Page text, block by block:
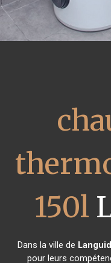
150l
Dans la ville de
pour leurs